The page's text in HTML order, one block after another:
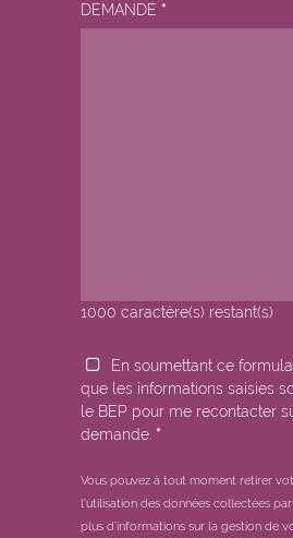
DEMANDE *
1000 caractère(s) restant(s)
En soumettant ce
que les informations saisies
le BEP pour me recontacter
demande. *
Vous pouvez à tout moment retirer
l'utilisation des données collectées
plus d'informations sur la gestion de